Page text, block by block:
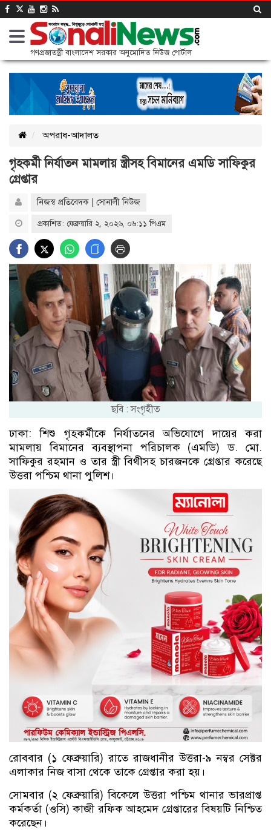
গণপ্রজাতন্ত্রী বাংলাদেশ সরকার অনুমোদিত নিউজ পোর্টাল
অপরাধ-আদালত
গৃহকর্মী নির্যাতন মামলায় স্ত্রীসহ বিমানের এমডি সাফিকুর
গ্রেপ্তার
নিজস্ব প্রতিবেদক | সোনালী নিউজ
প্রকাশিত: ফেব্রুয়ারি ২, ২০২৬, ০৬:১১ পিএম
ছবি : সংগৃহীত
ঢাকা: শিশু গৃহকর্মীকে নির্যাতনের অভিযোগে দায়ের করা
মামলায় বিমানের ব্যবস্থাপনা পরিচালক (এমডি) ড. মো.
সাফিকুর রহমান ও তার স্ত্রী বিথীসহ চারজনকে গ্রেপ্তার করেছে
উত্তরা পশ্চিম থানা পুলিশ।
রোববার (১ ফেব্রুয়ারি) রাতে রাজধানীর উত্তরা-৯ নম্বর সেক্টর
এলাকার নিজ বাসা থেকে তাকে গ্রেপ্তার করা হয়।
সোমবার (২ ফেব্রুয়ারি) বিকেলে উত্তরা পশ্চিম থানার ভারপ্রাপ্ত
কর্মকর্তা (ওসি) কাজী রফিক আহমেদ গ্রেপ্তারের বিষয়টি নিশ্চিত
করেছেন।